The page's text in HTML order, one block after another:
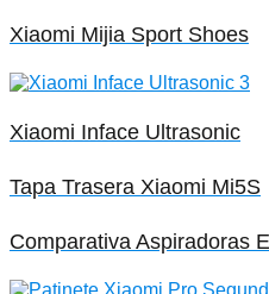
Xiaomi Mijia Sport Shoes
Xiaomi Inface Ultrasonic
Tapa Trasera Xiaomi Mi5S
Comparativa Aspiradoras